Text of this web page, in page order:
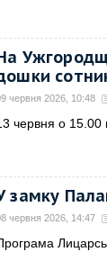
червня 2026, 10:48
червня о 15.00
замку
червня 2026, 14:47